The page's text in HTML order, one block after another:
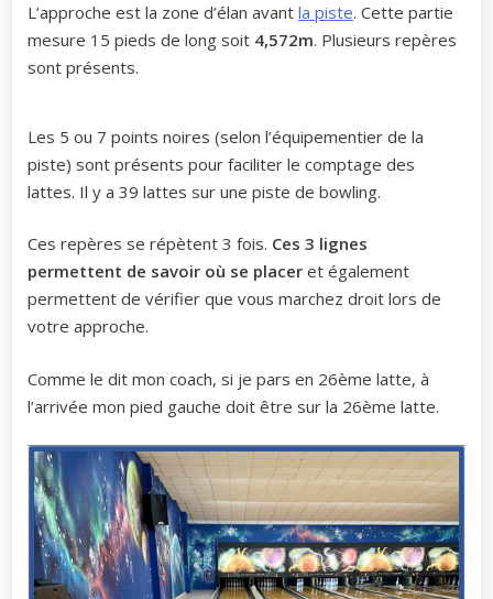
L’approche est la zone d’élan avant la piste. Cette partie
mesure 15 pieds de long soit 4,572m. Plusieurs repères
sont présents.
Les 5 ou 7 points noires (selon l’équipementier de la
piste) sont présents pour faciliter le comptage des
lattes. Il y a 39 lattes sur une piste de bowling.
Ces repères se répètent 3 fois. Ces 3 lignes
permettent de savoir où se placer et également
permettent de vérifier que vous marchez droit lors de
votre approche.
Comme le dit mon coach, si je pars en 26ème latte, à
l’arrivée mon pied gauche doit être sur la 26ème latte.